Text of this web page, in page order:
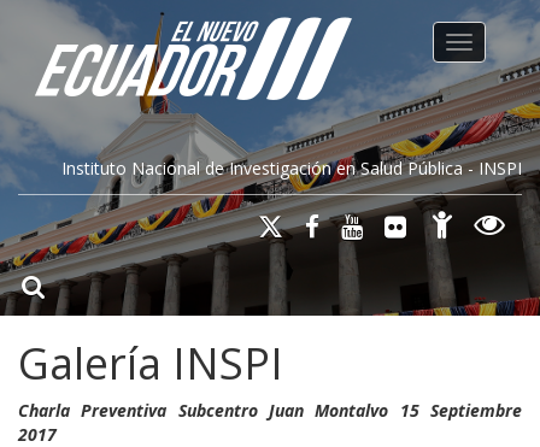
Instituto Nacional de Investigación en Salud Pública - INSPI
Toggle
Galería INSPI
Charla Preventiva Subcentro Juan Montalvo 15 Septiembre
2017